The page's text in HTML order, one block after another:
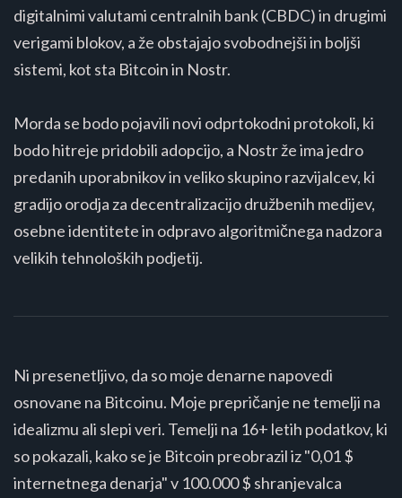
digitalnimi valutami centralnih bank (CBDC) in drugimi
verigami blokov, a že obstajajo svobodnejši in boljši
sistemi, kot sta Bitcoin in Nostr.
Morda se bodo pojavili novi odprtokodni protokoli, ki
bodo hitreje pridobili adopcijo, a Nostr že ima jedro
predanih uporabnikov in veliko skupino razvijalcev, ki
gradijo orodja za decentralizacijo družbenih medijev,
osebne identitete in odpravo algoritmičnega nadzora
velikih tehnoloških podjetij.
Ni presenetljivo, da so moje denarne napovedi
osnovane na Bitcoinu. Moje prepričanje ne temelji na
idealizmu ali slepi veri. Temelji na 16+ letih podatkov, ki
so pokazali, kako se je Bitcoin preobrazil iz "0,01 $
internetnega denarja" v 100.000 $ shranjevalca